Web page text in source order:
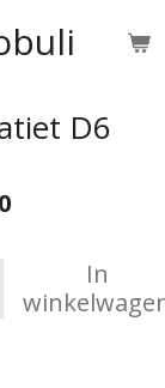
D6
In